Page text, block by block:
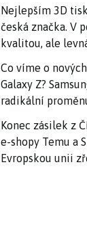
Nejlepším 3D
česká značka. V
kvalitou, ale
Co víme o
Galaxy Z?
radikální
Konec zásilek z
e-shopy Temu a
Evropskou unii